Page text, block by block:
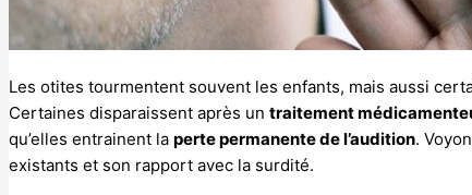
Les otites tourmentent souvent les enfants, mais aussi
Certaines disparaissent après un traitement
qu’elles entrainent la perte permanente de l’audition.
existants et son rapport avec la surdité.